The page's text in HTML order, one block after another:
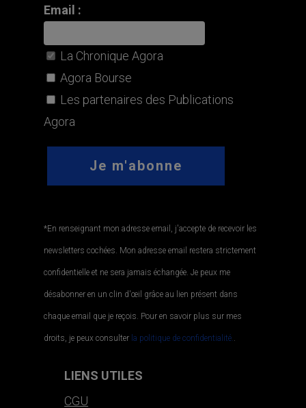
Email :
La Chronique Agora
Agora Bourse
Les partenaires des Publications
Agora
*En renseignant mon adresse email, j'accepte de recevoir les
newsletters cochées. Mon adresse email restera strictement
confidentielle et ne sera jamais échangée. Je peux me
désabonner en un clin d'œil grâce au lien présent dans
chaque email que je reçois. Pour en savoir plus sur mes
droits, je peux consulter la politique de confidentialité..
LIENS UTILES
CGU